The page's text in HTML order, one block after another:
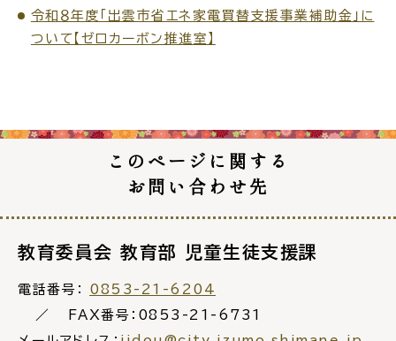
届出・手続・申請 税金
令和８年度「出雲市省エネ家電買替支援事業補助金」に
ついて【ゼロカーボン推進室】
このページに関する
お問い合わせ先
教育委員会 教育部 児童生徒支援課
電話番号： 0853-21-6204
FAX番号：0853-21-6731